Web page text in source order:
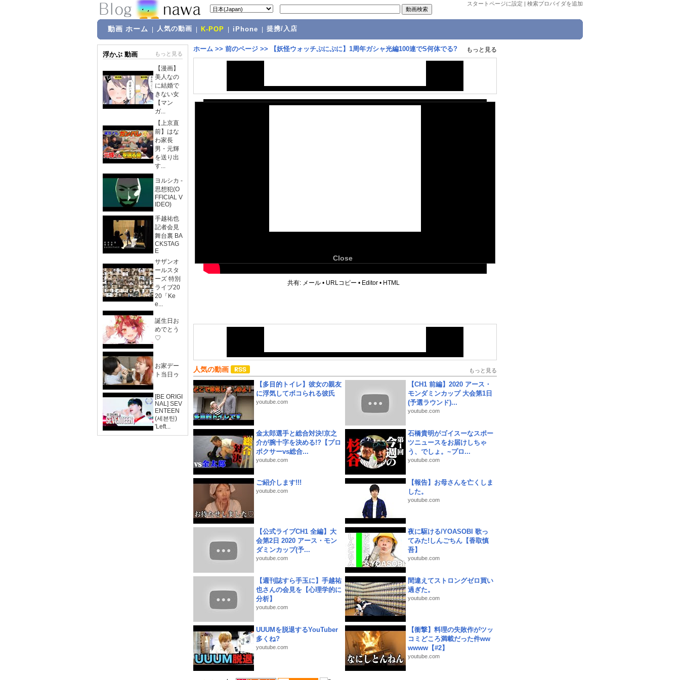
スタートページに設定 | 検索プロバイダを追加
動画 ホーム 人気の動画 K-POP iPhone 提携/入店
浮かぶ 動画 もっと見る
【漫画】
美人なの
に結婚で
きない女
【マン
ガ...
【上京直
前】はな
わ家長
男・元輝
を送り出
す...
ヨルシカ -
思想犯(O
FFICIAL V
IDEO)
手越祐也
記者会見
舞台裏 BA
CKSTAG
E
サザンオ
ールスタ
ーズ 特別
ライブ20
20「Ke
e...
誕生日お
めでとう
♡
お家デー
ト当日ゥ
[BE ORIGI
NAL] SEV
ENTEEN
(세븐틴)
'Left...
ホーム >> 前のページ >> 【妖怪ウォッチぷにぷに】1周年ガシャ光編100連でS何体でる? もっと見る
Close
共有: メール • URLコピー • Editor • HTML
人気の動画 もっと見る
【多目的トイレ】彼女の親友
に浮気してボコられる彼氏
youtube.com
【CH1 前編】2020 アース・
モンダミンカップ 大会第1日
(予選ラウンド)...
youtube.com
金太郎選手と総合対決!京之
介が腕十字を決める!?【プロ
ボクサーvs総合...
youtube.com
石橋貴明がゴイスーなスポー
ツニュースをお届けしちゃ
う、でしょ。~プロ...
youtube.com
ご紹介します!!!
youtube.com
【報告】お母さんを亡くしま
した。
youtube.com
【公式ライブCH1 全編】大
会第2日 2020 アース・モン
ダミンカップ(予...
youtube.com
夜に駆ける/YOASOBI 歌っ
てみた!しんごちん【香取慎
吾】
youtube.com
【週刊誌すら手玉に】手越祐
也さんの会見を【心理学的に
分析】
youtube.com
間違えてストロングゼロ買い
過ぎた。
youtube.com
UUUMを脱退するYouTuber
多くね?
youtube.com
【衝撃】料理の失敗作がツッ
コミどころ満載だった件ww
wwww【#2】
youtube.com